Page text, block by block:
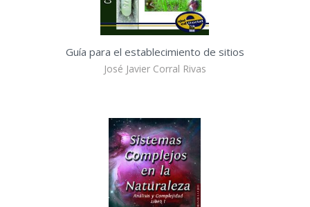
Guía para el establecimiento de sitios
José Javier Corral Rivas